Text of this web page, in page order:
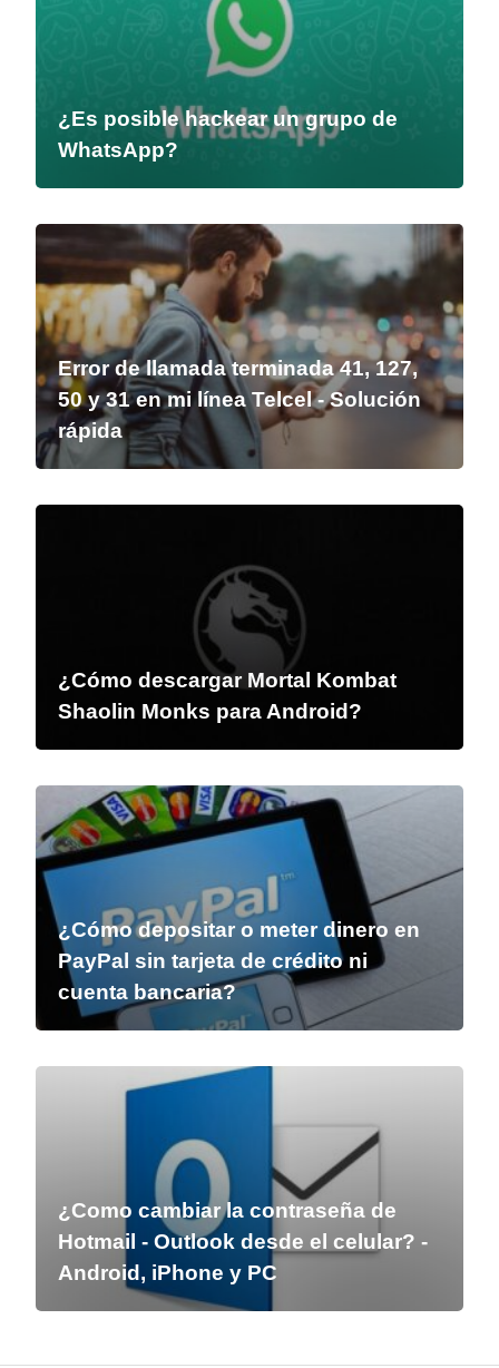
¿Es posible hackear un grupo de
WhatsApp?
Error de llamada terminada 41, 127,
50 y 31 en mi línea Telcel - Solución
rápida
¿Cómo descargar Mortal Kombat
Shaolin Monks para Android?
¿Cómo depositar o meter dinero en
PayPal sin tarjeta de crédito ni
cuenta bancaria?
¿Como cambiar la contraseña de
Hotmail - Outlook desde el celular? -
Android, iPhone y PC